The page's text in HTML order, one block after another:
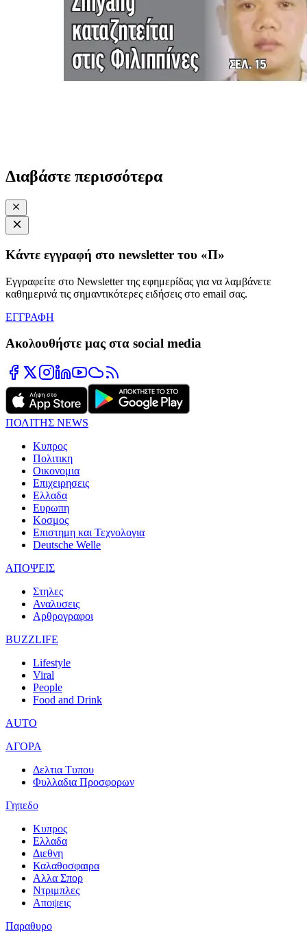
Διαβάστε περισσότερα
Κάντε εγγραφή στο newsletter του «Π»
Εγγραφείτε στο Newsletter της εφημερίδας για να λαμβάνετε
καθημερινά τις σημαντικότερες ειδήσεις στο email σας.
ΕΓΓΡΑΦΗ
Ακολουθήστε μας στα social media
ΠΟΛΙΤΗΣ NEWS
Κυπρος
Πολιτικη
Οικονομια
Επιχειρησεις
Ελλαδα
Ευρωπη
Κοσμος
Επιστημη και Τεχνολογια
Deutsche Welle
ΑΠΟΨΕΙΣ
Στηλες
Αναλυσεις
Αρθρογραφοι
BUZZLIFE
Lifestyle
Viral
People
Food and Drink
AUTO
ΑΓΟΡΑ
Δελτια Τυπου
Φυλλαδια Προσφορων
Γηπεδο
Κυπρος
Ελλαδα
Διεθνη
Καλαθοσφαιρα
Αλλα Σπορ
Ντριμπλες
Αποψεις
Παραθυρο